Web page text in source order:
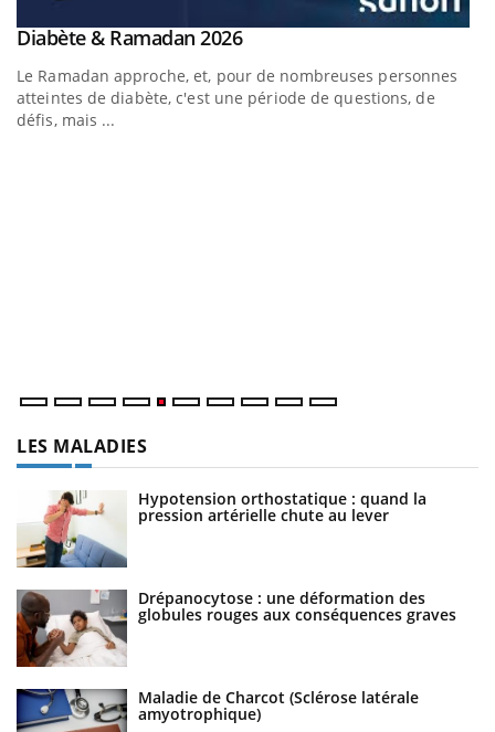
Youtube
Diabète & Ramadan 2026Youtube
Le Ramadan approche, et, pour de nombreuses personnes
atteintes de diabète, c'est une période de questions, de
défis, mais ...
LES MALADIES
Hypotension orthostatique : quand la
pression artérielle chute au lever
Drépanocytose : une déformation des
globules rouges aux conséquences graves
Maladie de Charcot (Sclérose latérale
amyotrophique)